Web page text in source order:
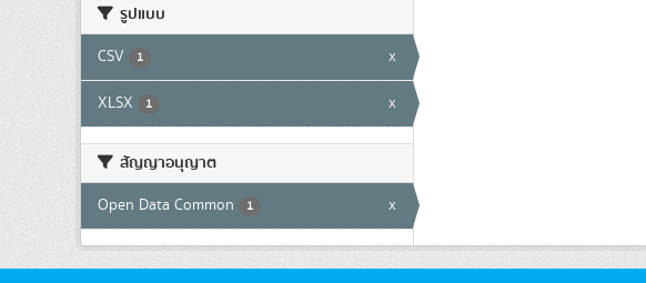
รูปแบบ
CSV 1 x
XLSX 1 x
สัญญาอนุญาต
Open Data Common 1 x